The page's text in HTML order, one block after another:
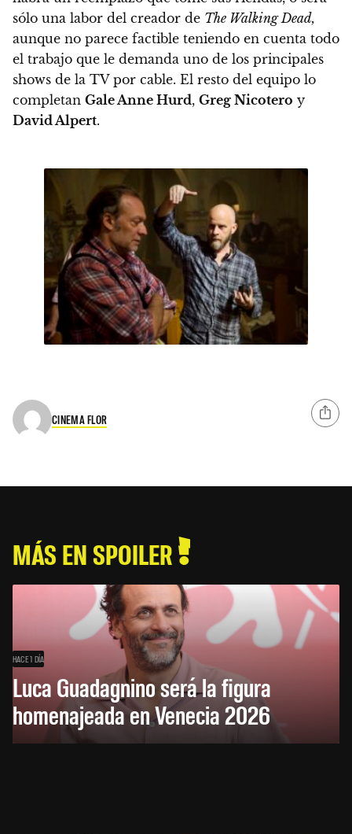
sólo una labor del creador de The Walking Dead,
aunque no parece factible teniendo en cuenta todo
el trabajo que le demanda uno de los principales
shows de la TV por cable. El resto del equipo lo
completan Gale Anne Hurd, Greg Nicotero y
David Alpert.
CINEMA FLOR
MÁS EN SPOILER
HACE 1 DÍA
Luca Guadagnino será la figura
homenajeada en Venecia 2026